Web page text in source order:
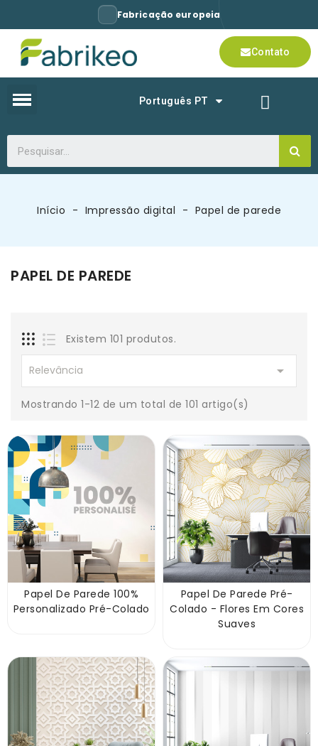
Fabricação europeia
Contato
Português PT
Início Impressão digital Papel de parede
PAPEL DE PAREDE
Existem 101 produtos.
Relevância 
Mostrando 1-12 de um total de 101 artigo(s)
Papel De Parede 100%
Personalizado Pré-Colado
Papel De Parede Pré-
Colado - Flores Em Cores
Suaves